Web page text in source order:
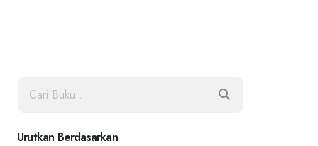
Urutkan Berdasarkan